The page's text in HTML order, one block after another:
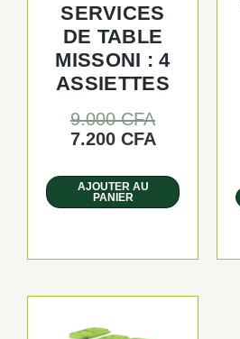
SERVICES
DE TABLE
MISSONI : 4
ASSIETTES
9.000CFA
7.200 CFA
AJOUTER AU
PANIER